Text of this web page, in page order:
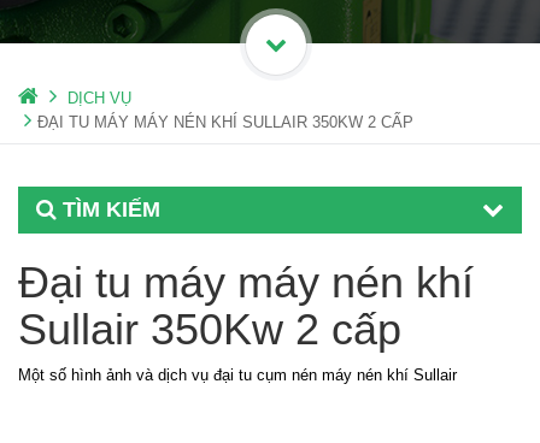
DỊCH VỤ
ĐẠI TU MÁY MÁY NÉN KHÍ SULLAIR 350KW 2 CẤP
TÌM KIẾM
Đại tu máy máy nén khí
Sullair 350Kw 2 cấp
Một số hình ảnh và dịch vụ đại tu cụm nén máy nén khí Sullair